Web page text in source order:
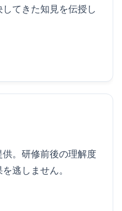
てきた知見を伝授し
。研修前後の理解度
逃しません。